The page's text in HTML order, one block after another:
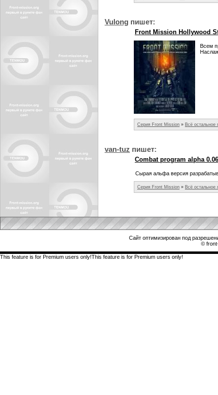
Vulong пишет:
Front Mission Hollywood
Всем
Серия Front Mission » Всё остальное
van-tuz пишет:
Combat program alpha
Сырая альфа версия
Серия Front Mission » Всё остальное
Сайт оптимизирован под
©
This feature is for Premium users only!This feature is for Premium users only!